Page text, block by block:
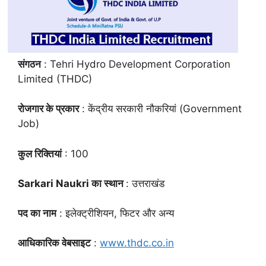
संगठन: Tehri Hydro Development Corporation
Limited (THDC)
रोजगार के प्रकार: केंद्रीय सरकारी नौकरियां (Government
Job)
कुल रिक्तियां: 100
Sarkari Naukri का स्थान : उत्तराखंड
पद का नाम: इलेक्ट्रीशियन, फिटर और अन्य
आधिकारिक वेबसाइट: www.thdc.co.in